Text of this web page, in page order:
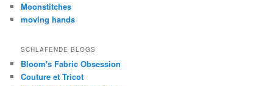
Moonstitches
moving hands
SCHLAFENDE BLOGS
Bloom's Fabric Obsession
Couture et Tricot